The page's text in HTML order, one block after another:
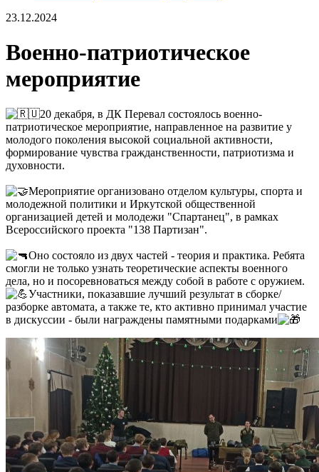
23.12.2024
Военно-патриотическое
мероприятие
20 декабря, в ДК Перевал состоялось военно-
патриотическое мероприятие, направленное на развитие у
молодого поколения высокой социальной активности,
формирование чувства гражданственности, патриотизма и
духовности.
Мероприятие организовано отделом культуры, спорта и
молодежной политики и Иркутской общественной
организацией детей и молодежи "Спартанец", в рамках
Всероссийского проекта "138 Партизан".
Оно состояло из двух частей - теория и практика. Ребята
смогли не только узнать теоретические аспекты военного
дела, но и посоревноваться между собой в работе с оружием.
Участники, показавшие лучший результат в сборке/
разборке автомата, а также те, кто активно принимал участие
в дискуссии - были награждены памятными подарками